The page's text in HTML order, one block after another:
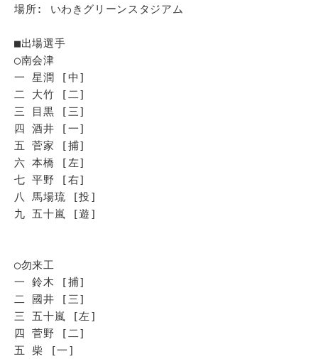
場所: いわきグリーンスタジアム
■出場選手
◯南会津
一 星潤 [中]
二 大竹 [二]
三 目黒 [三]
四 酒井 [一]
五 菅家 [捕]
六 本橋 [左]
七 平野 [右]
八 馬場琉 [投]
九 五十嵐 [遊]
◯勿来工
一 鈴木 [捕]
二 國井 [三]
三 五十嵐 [左]
四 菅野 [二]
五 柴 [一]